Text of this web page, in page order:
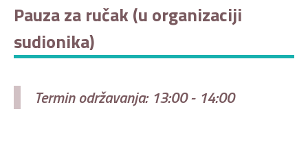
Pauza za ručak (u organizaciji
sudionika)
Termin održavanja: 13:00 - 14:00